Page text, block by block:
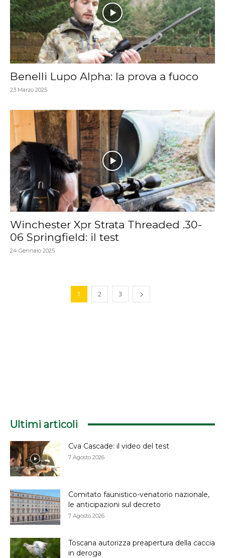
Benelli Lupo Alpha: la prova a fuoco
23 Marzo 2025
Winchester Xpr Strata Threaded .30-
06 Springfield: il test
24 Gennaio 2025
1 2 3
Ultimi articoli
Cva Cascade: il video del test
7 Agosto 2026
Comitato faunistico-venatorio nazionale,
le anticipazioni sul decreto
7 Agosto 2026
Toscana autorizza preapertura della caccia
in deroga